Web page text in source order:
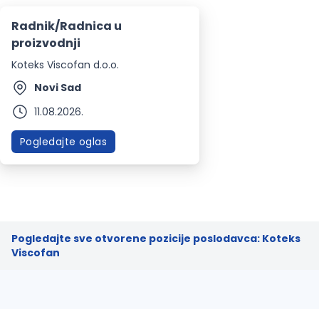
Radnik/Radnica u
proizvodnji
Koteks Viscofan d.o.o.
Novi Sad
11.08.2026.
Pogledajte oglas
Pogledajte sve otvorene pozicije poslodavca: Koteks
Viscofan